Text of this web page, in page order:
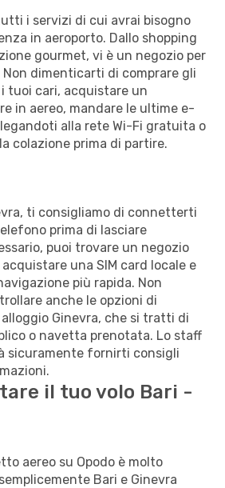
i servizi di cui avrai bisogno
in aeroporto. Dallo shopping
gourmet, vi è un negozio per
Non dimenticarti di comprare gli
tuoi cari, acquistare un
in aereo, mandare le ultime e-
alla rete Wi-Fi gratuita o
colazione prima di partire.
ti consigliamo di connetterti
prima di lasciare
puoi trovare un negozio
una SIM card locale e
più rapida. Non
anche le opzioni di
Ginevra, che si tratti di
o navetta prenotata. Lo staff
sicuramente fornirti consigli
il tuo volo Bari -
aereo su Opodo è molto
Bari e Ginevra